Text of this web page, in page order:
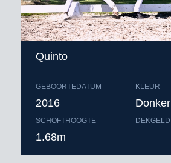
Quinto
GEBOORTEDATUM
2016
SCHOFTHOOGTE
1.68m
KLEUR
DEKGELD